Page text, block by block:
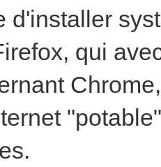
d'installer
qui